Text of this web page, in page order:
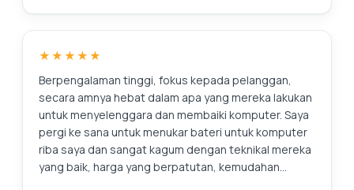
lebih cepat untuk isu ini, iaitu hanya menggantikan
bateri. Saya mencari di Internet dan menemui Pusat
Servis Esmond dengan ulasan yang baik. Respons
pantas dan nasihat yang membantu. Mereka
memindahkan bateri ke cawangan di MidView dalam
masa 2 jam dan menukar bateri saya dalam masa 30
hingga 40 minit semasa saya berada di lokasi.
★★★★★
Berpengalaman tinggi, fokus kepada pelanggan,
secara amnya hebat dalam apa yang mereka lakukan
untuk menyelenggara dan membaiki komputer. Saya
pergi ke sana untuk menukar bateri untuk komputer
riba saya dan sangat kagum dengan teknikal mereka
yang baik, harga yang berpatutan, kemudahan